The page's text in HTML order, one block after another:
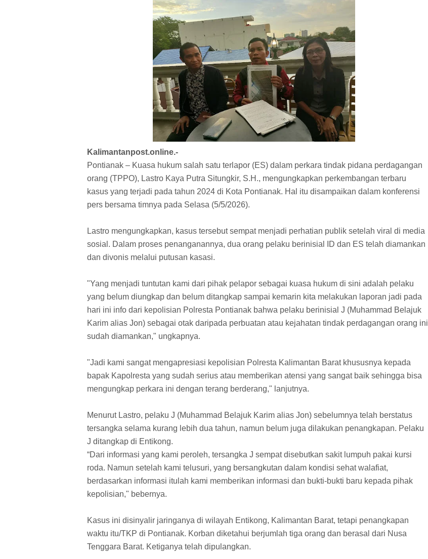
Kalimantanpost.online.-
Pontianak – Kuasa hukum salah satu terlapor (ES) dalam perkara tindak pidana perdagangan
orang (TPPO), Lastro Kaya Putra Situngkir, S.H., mengungkapkan perkembangan terbaru
kasus yang terjadi pada tahun 2024 di Kota Pontianak. Hal itu disampaikan dalam konferensi
pers bersama timnya pada Selasa (5/5/2026).
Lastro mengungkapkan, kasus tersebut sempat menjadi perhatian publik setelah viral di media
sosial. Dalam proses penanganannya, dua orang pelaku berinisial ID dan ES telah diamankan
dan divonis melalui putusan kasasi.
"Yang menjadi tuntutan kami dari pihak pelapor sebagai kuasa hukum di sini adalah pelaku
yang belum diungkap dan belum ditangkap sampai kemarin kita melakukan laporan jadi pada
hari ini info dari kepolisian Polresta Pontianak bahwa pelaku berinisial J (Muhammad Belajuk
Karim alias Jon) sebagai otak daripada perbuatan atau kejahatan tindak perdagangan orang ini
sudah diamankan," ungkapnya.
"Jadi kami sangat mengapresiasi kepolisian Polresta Kalimantan Barat khususnya kepada
bapak Kapolresta yang sudah serius atau memberikan atensi yang sangat baik sehingga bisa
mengungkap perkara ini dengan terang berderang," lanjutnya.
Menurut Lastro, pelaku J (Muhammad Belajuk Karim alias Jon) sebelumnya telah berstatus
tersangka selama kurang lebih dua tahun, namun belum juga dilakukan penangkapan. Pelaku
J ditangkap di Entikong.
“Dari informasi yang kami peroleh, tersangka J sempat disebutkan sakit lumpuh pakai kursi
roda. Namun setelah kami telusuri, yang bersangkutan dalam kondisi sehat walafiat,
berdasarkan informasi itulah kami memberikan informasi dan bukti-bukti baru kepada pihak
kepolisian," bebernya.
Kasus ini disinyalir jaringanya di wilayah Entikong, Kalimantan Barat, tetapi penangkapan
waktu itu/TKP di Pontianak. Korban diketahui berjumlah tiga orang dan berasal dari Nusa
Tenggara Barat. Ketiganya telah dipulangkan.